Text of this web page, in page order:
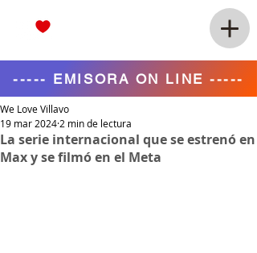
----- EMISORA ON LINE -----
La serie internacional que se estrenó en
Max y se filmó en el Meta
We Love Villavo
19 mar 2024 2 min de lectura